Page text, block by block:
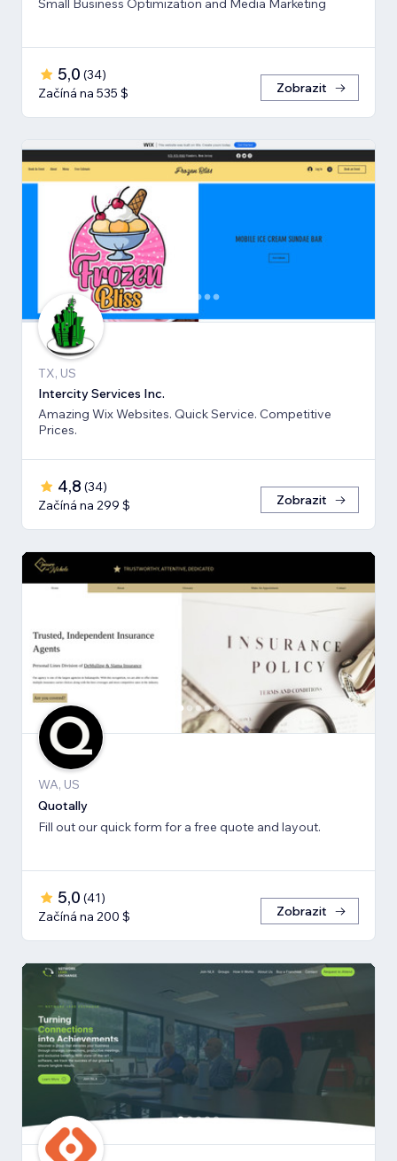
Small Business Optimization and Media Marketing
5,0 (34)
Začíná na 535 $
Zobrazit
TX, US
Intercity Services Inc.
Amazing Wix Websites. Quick Service. Competitive
Prices.
4,8 (34)
Začíná na 299 $
Zobrazit
WA, US
Quotally
Fill out our quick form for a free quote and layout.
5,0 (41)
Začíná na 200 $
Zobrazit